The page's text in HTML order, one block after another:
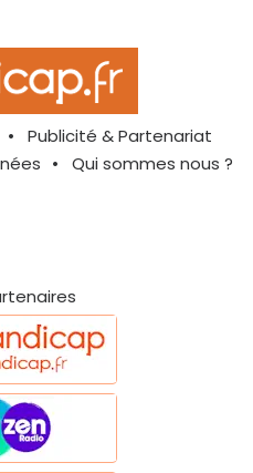
Publicité & Partenariat
Qui sommes nous ?